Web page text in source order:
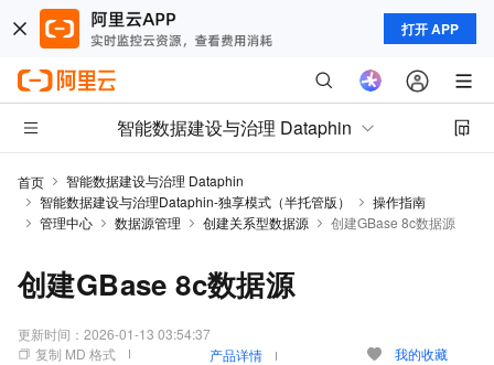
打开 APP
智能数据建设与治理 Dataphin
首页
智能数据建设与治理 Dataphin
智能数据建设与治理Dataphin-独享模式（半托管版）
操作指南
管理中心
数据源管理 创建关系型数据源 创建GBase 8c数据源
创建GBase 8c数据源
更新时间： 2026-01-13 03:54:37
复制 MD 格式
产品详情 我的收藏